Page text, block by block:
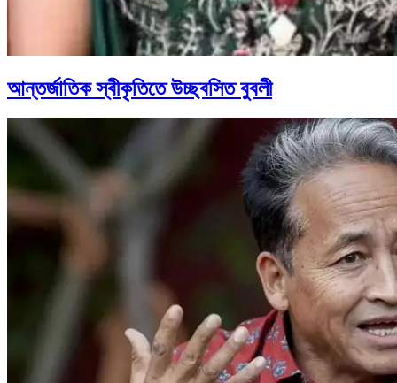
আন্তর্জাতিক স্বীকৃতিতে উচ্ছ্বসিত বুবলী